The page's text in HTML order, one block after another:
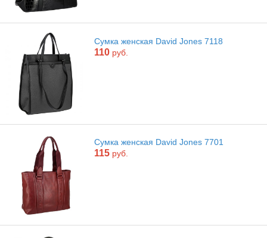
Сумка женская David Jones 7118
110 руб.
Сумка женская David Jones 7701
115 руб.